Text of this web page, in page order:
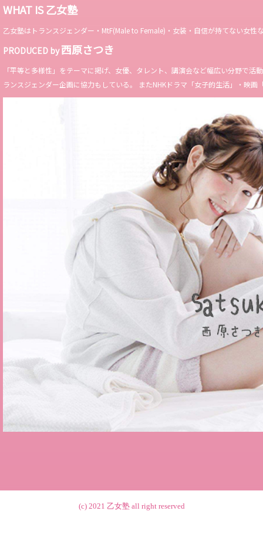
WHAT IS 乙女塾
乙女塾はトランスジェンダー・MtF(Male to Female)・女装・自信が持てない女
PRODUCED by西原さつき
「平等と多様性」をテーマに掲げ、女優、タレント、講演会など幅広い分野で
ランスジェンダー企画に協力もしている。 またNHKドラマ「女子的生活」・映
(c) 2021 乙女塾all right reserved